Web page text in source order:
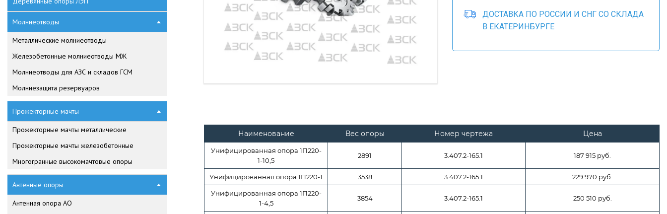
Молниеотводы
Металлические молниеотводы
Железобетонные молниеотводы МЖ
Молниеотводы для АЗС и складов ГСМ
Молниезащита резервуаров
Прожекторные мачты
Прожекторные мачты металлические
Прожекторные мачты железобетонные
Многогранные высокомачтовые опоры
Антенные опоры
Антенная опора АО
ДОСТАВКА ПО РОССИИ И СНГ СО СКЛАДА
В ЕКАТЕРИНБУРГЕ
Наименование Вес опоры Номер чертежа Цена
Унифицированная опора 1П220-
1-10,5
2891 3.407.2-165.1 187 915 руб.
Унифицированная опора 1П220-1 3538 3.407.2-165.1 229 970 руб.
Унифицированная опора 1П220-
1-4,5
3854 3.407.2-165.1 250 510 руб.